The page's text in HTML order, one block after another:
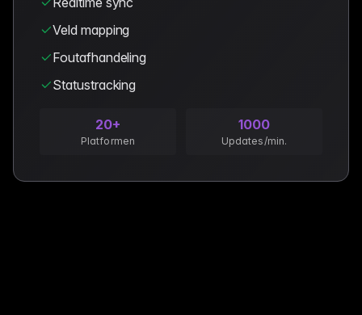
Veld mapping
Foutafhandeling
Statustracking
20+
Platformen
1000
Updates/min.